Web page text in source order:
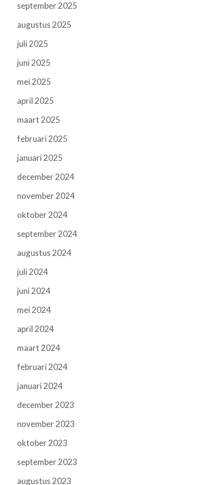
september 2025
augustus 2025
juli 2025
juni 2025
mei 2025
april 2025
maart 2025
februari 2025
januari 2025
december 2024
november 2024
oktober 2024
september 2024
augustus 2024
juli 2024
juni 2024
mei 2024
april 2024
maart 2024
februari 2024
januari 2024
december 2023
november 2023
oktober 2023
september 2023
augustus 2023